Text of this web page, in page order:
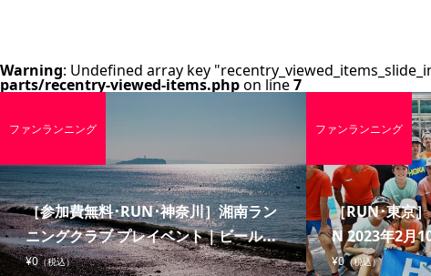
Warning: Undefined array key
parts/recentry-viewed-items.phpon line7
［参加費無料･RUN･神奈川］湘南ラン
ニングクラブ プレイベント｜ビール...
¥0（税込）
ファンランニング
［RUN･東京
N 2023年2月
¥0（税込）
ファンランニング